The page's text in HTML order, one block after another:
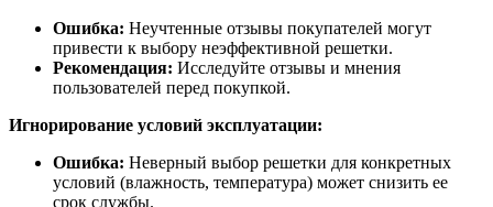
Ошибка: Неучтенные отзывы покупателей могут
привести к выбору неэффективной решетки.
Рекомендация: Исследуйте отзывы и мнения
пользователей перед покупкой.
Игнорирование условий эксплуатации:
Ошибка: Неверный выбор решетки для конкретных
условий (влажность, температура) может снизить ее
срок службы.